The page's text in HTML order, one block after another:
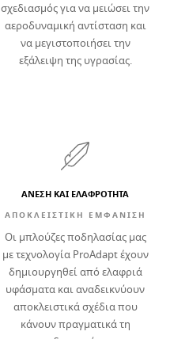
σχεδιασμός για να μειώσει την
αεροδυναμική αντίσταση και
να μεγιστοποιήσει την
εξάλειψη της υγρασίας.
ΆΝΕΣΗ ΚΑΙ ΕΛΑΦΡΌΤΗΤΑ
ΑΠΟΚΛΕΙΣΤΙΚΗ ΕΜΦΑΝΙΣΗ
Οι μπλούζες ποδηλασίας μας
με τεχνολογία ProAdapt έχουν
δημιουργηθεί από ελαφριά
υφάσματα και αναδεικνύουν
αποκλειστικά σχέδια που
κάνουν πραγματικά τη